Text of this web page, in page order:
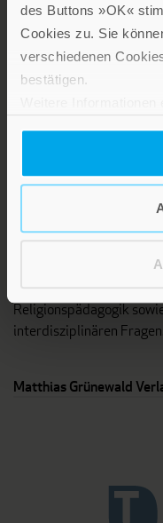
des Buttons »OK«
Cookies zu. Sie
verschiedenen
bestätigen.
werden. Grußkarten für
und Trauer.
Verlag am Eschbach
Zeitschriften aus
Religionspädagogik
interdisziplinären Fragen.
Matthias Grünewald